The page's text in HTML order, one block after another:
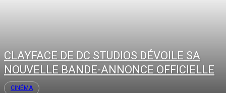
CLAYFACE DE DC STUDIOS DÉVOILE SA
NOUVELLE BANDE-ANNONCE OFFICIELLE
CINÉMA